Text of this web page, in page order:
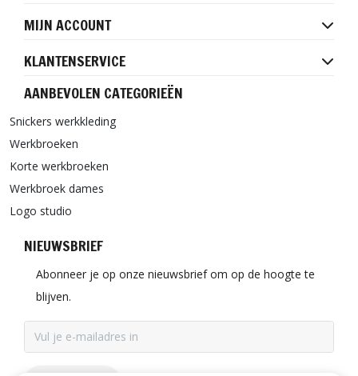
MIJN ACCOUNT
KLANTENSERVICE
AANBEVOLEN CATEGORIEËN
Snickers werkkleding
Werkbroeken
Korte werkbroeken
Werkbroek dames
Logo studio
NIEUWSBRIEF
Abonneer je op onze nieuwsbrief om op de hoogte te
blijven.